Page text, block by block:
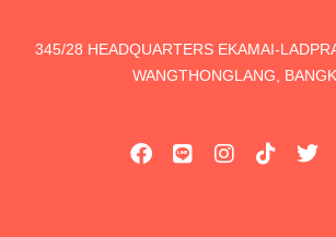
345/28 HEADQUARTERS EKAMAI-
WANGTHONGLANG,